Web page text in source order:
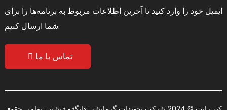
ایمیل خود را وارد کنید تا آخرین اطلاعات مربوط به برنامه‌ها را برای
شما ارسال کنیم.
تماس با ما